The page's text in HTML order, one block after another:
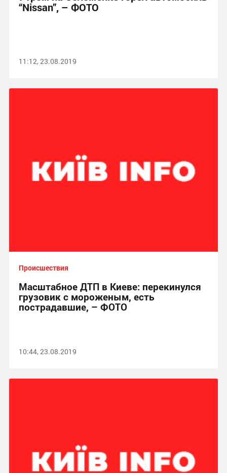
“Nissan”, – ФОТО
11:12, 23.08.2019
Происшествия
Масштабное ДТП в Киеве: перекинулся
грузовик с мороженым, есть
пострадавшие, – ФОТО
10:44, 23.08.2019